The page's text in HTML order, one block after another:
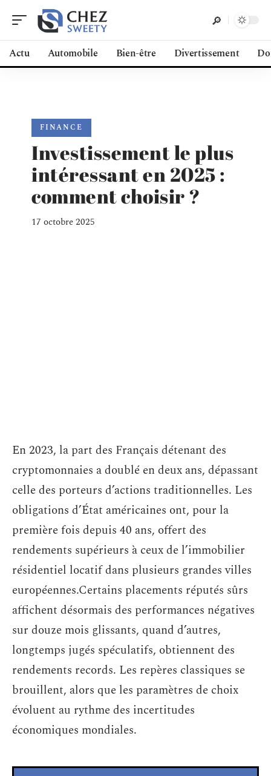
Actu Automobile Bien-être Divertissement
FINANCE
Investissement le plus
intéressant en 2025 :
comment choisir ?
17 octobre 2025
En 2023, la part des Français détenant des
cryptomonnaies a doublé en deux ans, dépassant
celle des porteurs d’actions traditionnelles. Les
obligations d’État américaines ont, pour la
première fois depuis 40 ans, offert des
rendements supérieurs à ceux de l’immobilier
résidentiel locatif dans plusieurs grandes villes
européennes.Certains placements réputés sûrs
affichent désormais des performances négatives
sur douze mois glissants, quand d’autres,
longtemps jugés spéculatifs, obtiennent des
rendements records. Les repères classiques se
brouillent, alors que les paramètres de choix
évoluent au rythme des incertitudes
économiques mondiales.